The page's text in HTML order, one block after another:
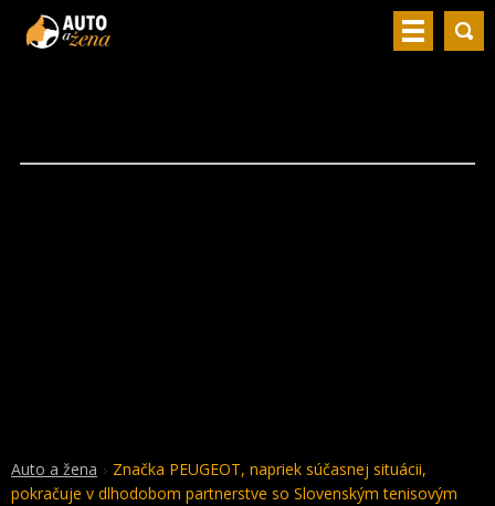
Auto a žena
Značka PEUGEOT, napriek súčasnej situácii,
pokračuje v dlhodobom partnerstve so Slovenským tenisovým